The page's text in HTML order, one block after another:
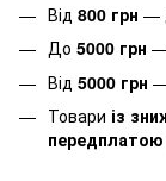
Від 800 грн —
До 5000 грн —
Від 5000 грн
Товари із
передплатою